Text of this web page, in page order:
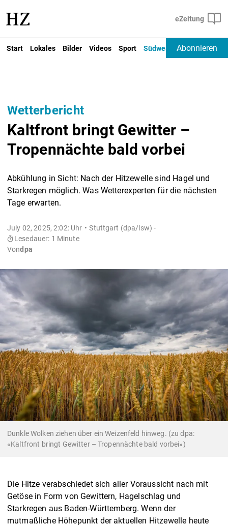
Start Lokales Bilder Videos Sport Südwest Deutschland
Abonnieren
Wetterbericht
Kaltfront bringt Gewitter –
Tropennächte bald vorbei
Abkühlung in Sicht: Nach der Hitzewelle sind Hagel und
Starkregen möglich. Was Wetterexperten für die nächsten
Tage erwarten.
July 02, 2025, 2:02: Uhr
Stuttgart (dpa/lsw) -
Lesedauer: 1 Minute
Vondpa
Dunkle Wolken ziehen über ein Weizenfeld hinweg. (zu dpa:
«Kaltfront bringt Gewitter – Tropennächte bald vorbei»)
Die Hitze verabschiedet sich aller Voraussicht nach mit
Getöse in Form von Gewittern, Hagelschlag und
Starkregen aus Baden-Württemberg. Wenn der
mutmaßliche Höhepunkt der aktuellen Hitzewelle heute